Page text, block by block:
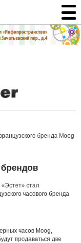
бренда Moog
стал
часового бренда
часов Moog,
продаваться две